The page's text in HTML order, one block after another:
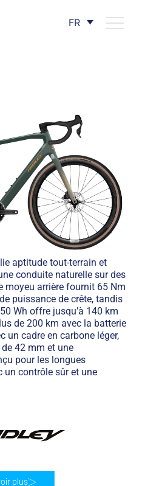
FR
aptitude tout-terrain et
conduite naturelle sur des
moyeu arrière fournit 65 Nm
puissance de crête, tandis
Wh offre jusqu’à 140 km
de 200 km avec la batterie
un cadre en carbone léger,
42 mm et une
pour les longues
un contrôle sûr et une
plus